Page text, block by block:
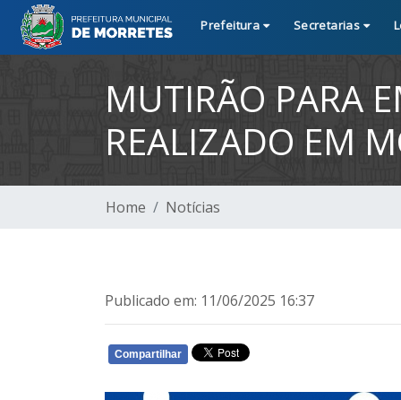
Prefeitura Secretarias
MUTIRÃO PARA
REALIZADO EM
Home Notícias
Publicado em: 11/06/2025 16:37
Compartilhar